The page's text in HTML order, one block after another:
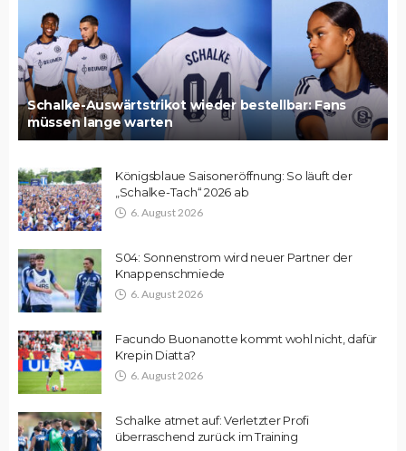
Schalke-Auswärtstrikot wieder bestellbar: Fans
müssen lange warten
Königsblaue Saisoneröffnung: So läuft der
„Schalke-Tach“ 2026 ab
6. August 2026
S04: Sonnenstrom wird neuer Partner der
Knappenschmiede
6. August 2026
Facundo Buonanotte kommt wohl nicht, dafür
Krepin Diatta?
6. August 2026
Schalke atmet auf: Verletzter Profi
überraschend zurück im Training